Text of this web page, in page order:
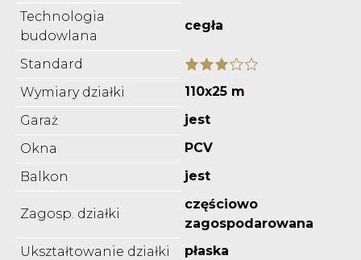
Technologia
budowlana
cegła
Standard
Wymiary działki
110x25 m
Garaż
jest
Okna
PCV
Balkon
jest
Zagosp. działki
częściowo
zagospodarowana
Ukształtowanie działki
płaska